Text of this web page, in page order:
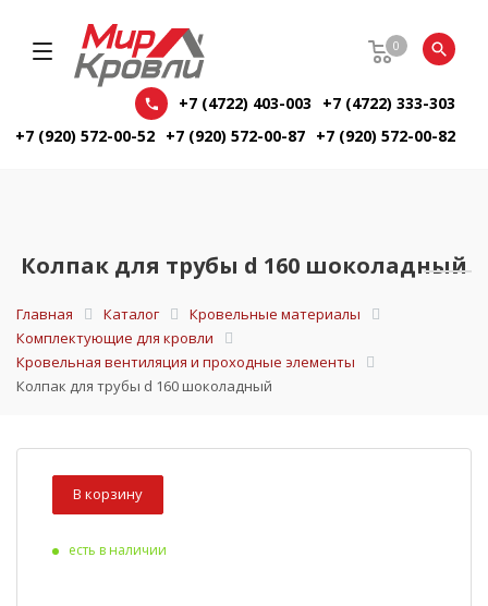
0
+7 (4722) 403-003
+7 (4722) 333-303
+7 (920) 572-00-52 +7 (920) 572-00-87 +7 (920) 572-00-82
Колпак для трубы d 160 шоколадный
Главная Каталог
Кровельные материалы
Комплектующие для кровли
Кровельная вентиляция и проходные элементы
Колпак для трубы d 160 шоколадный
В корзину
есть в наличии